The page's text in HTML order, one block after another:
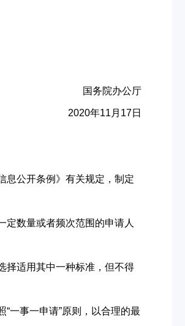
国务院办公厅
2020年11月17日
息公开条例》有关规定，制定
数量或者频次范围的申请人
择适用其中一种标准，但不得
一事一申请”原则，以合理的最